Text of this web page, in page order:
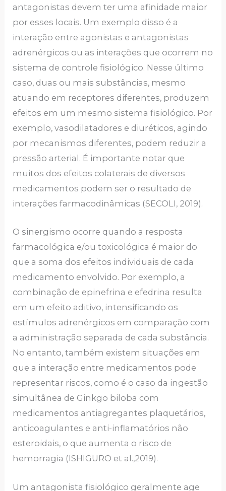
antagonistas devem ter uma afinidade maior
por esses locais. Um exemplo disso é a
interação entre agonistas e antagonistas
adrenérgicos ou as interações que ocorrem no
sistema de controle fisiológico. Nesse último
caso, duas ou mais substâncias, mesmo
atuando em receptores diferentes, produzem
efeitos em um mesmo sistema fisiológico. Por
exemplo, vasodilatadores e diuréticos, agindo
por mecanismos diferentes, podem reduzir a
pressão arterial. É importante notar que
muitos dos efeitos colaterais de diversos
medicamentos podem ser o resultado de
interações farmacodinâmicas (SECOLI, 2019).
O sinergismo ocorre quando a resposta
farmacológica e/ou toxicológica é maior do
que a soma dos efeitos individuais de cada
medicamento envolvido. Por exemplo, a
combinação de epinefrina e efedrina resulta
em um efeito aditivo, intensificando os
estímulos adrenérgicos em comparação com
a administração separada de cada substância.
No entanto, também existem situações em
que a interação entre medicamentos pode
representar riscos, como é o caso da ingestão
simultânea de Ginkgo biloba com
medicamentos antiagregantes plaquetários,
anticoagulantes e anti-inflamatórios não
esteroidais, o que aumenta o risco de
hemorragia (ISHIGURO et al.,2019).
Um antagonista fisiológico geralmente age